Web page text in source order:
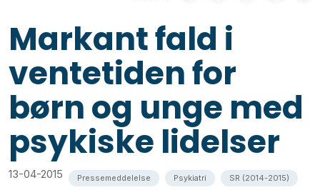
Markant fald i
ventetiden for
børn og unge med
psykiske lidelser
13-04-2015 Pressemeddelelse Psykiatri SR (2014-2015)